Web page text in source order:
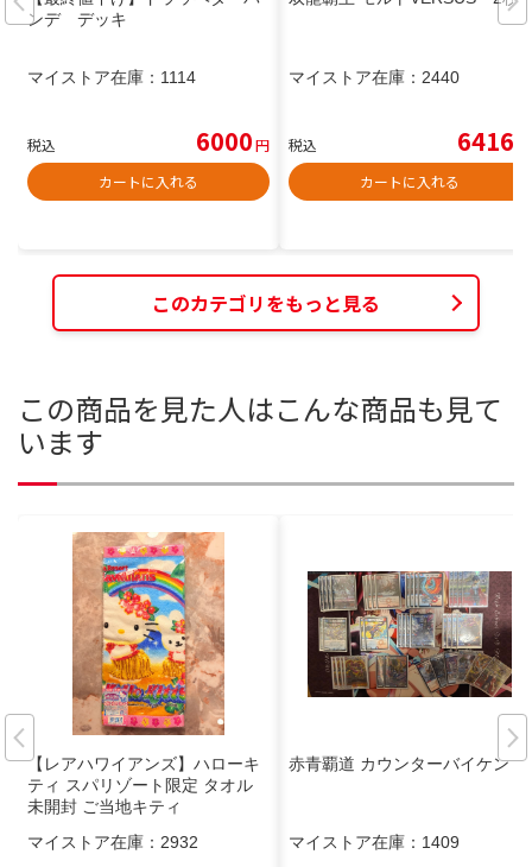
ンデ デッキ
マイストア在庫： 1114
税込 6000円
カートに入れる
マイストア在庫： 2440
税込 6416
カートに入れる
このカテゴリをもっと見る
この商品を見た人はこんな商品も見て
います
【レアハワイアンズ】ハローキ
ティ スパリゾート限定 タオル
未開封 ご当地キティ
マイストア在庫： 2932
赤青覇道 カウンターバイケン
マイストア在庫： 1409